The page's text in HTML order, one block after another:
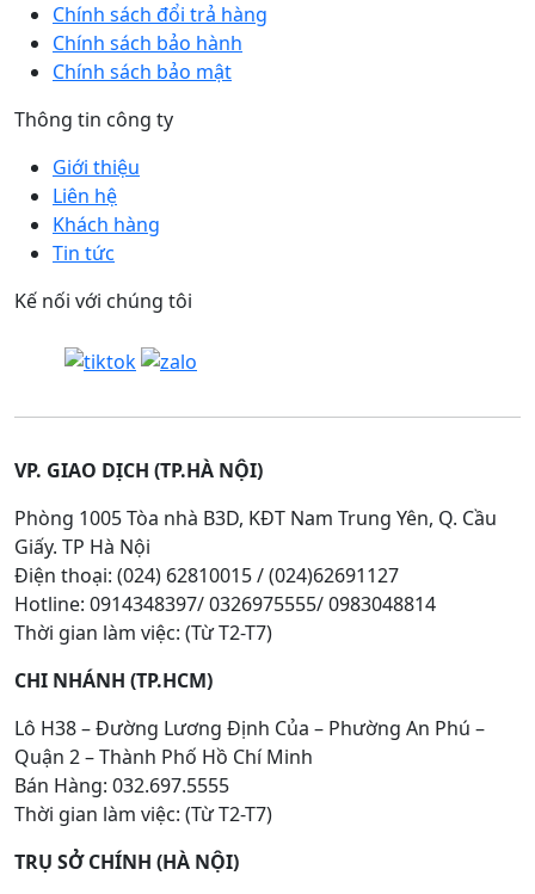
Chính sách đổi trả hàng
Chính sách bảo hành
Chính sách bảo mật
Thông tin công ty
Giới thiệu
Liên hệ
Khách hàng
Tin tức
Kế nối với chúng tôi
VP. GIAO DỊCH (TP.HÀ NỘI)
Phòng 1005 Tòa nhà B3D, KĐT Nam Trung Yên, Q. Cầu
Giấy. TP Hà Nội
Điện thoại: (024) 62810015 / (024)62691127
Hotline: 0914348397/ 0326975555/ 0983048814
Thời gian làm việc: (Từ T2-T7)
CHI NHÁNH (TP.HCM)
Lô H38 – Đường Lương Định Của – Phường An Phú –
Quận 2 – Thành Phố Hồ Chí Minh
Bán Hàng: 032.697.5555
Thời gian làm việc: (Từ T2-T7)
TRỤ SỞ CHÍNH (HÀ NỘI)